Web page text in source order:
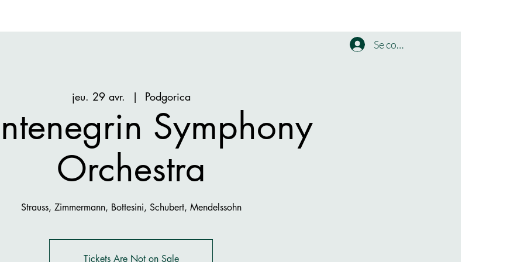
Se connecter
jeu. 29 avr.
  |
Podgorica
Symphony
Orchestra
Strauss, Zimmermann, Bottesini, Schubert, Mendelssohn
Tickets Are Not on Sale